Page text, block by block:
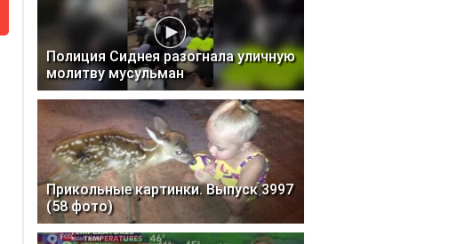
Полиция Сиднея разогнала уличную
молитву мусульман
Прикольные картинки. Выпуск 3997
(58 фото)